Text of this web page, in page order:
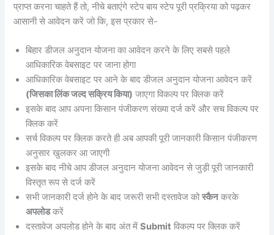
प्राप्त करना चाहते हैं तो, नीचे बताएंगे स्टेप बाय स्टेप पूरी प्रक्रिया को पढ़कर
आसानी से आवेदन करें जो कि, इस प्रकार से-
बिहार डीजल अनुदान योजना का आवेदन करने के लिए सबसे पहले
आधिकारिक वेबसाइट पर जाना होगा
आधिकारिक वेबसाइट पर आने के बाद डीजल अनुदान योजना आवेदन करें
(जिसका लिंक जल्द सक्रिय किया) जाएगा विकल्प पर क्लिक करें
इसके बाद आप अपना किसान पंजीकरण संख्या दर्ज करें और सच विकल्प पर
क्लिक करें
सर्च विकल्प पर क्लिक करते ही अब आपकी पूरी जानकारी किसान पंजीकरण
अनुसार खुलकर आ जाएगी
इसके बाद नीचे आप डीजल अनुदान योजना आवेदन से जुड़ी पूरी जानकारी
विस्तृत रूप से दर्ज करें
सभी जानकारी दर्ज होने के बाद जरूरी सभी दस्तावेज कोस्कैनकरके
अपलोडकरें
दस्तावेज अपलोड होने के बाद अंत मेंSubmit विकल्प पर क्लिक करें